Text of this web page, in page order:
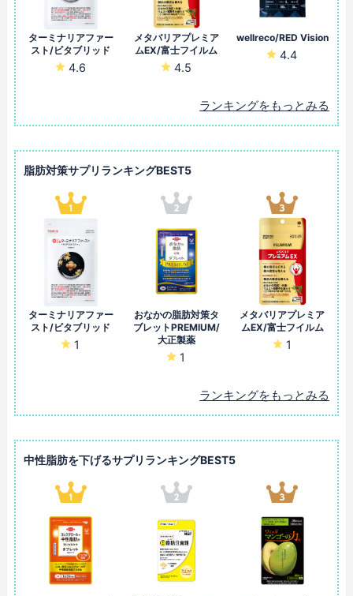
ターミナリアファー
スト/ビタブリッド
4.6
メタバリアプレミア
ムEX/富士フイルム
4.5
wellreco/RED Vision
4.4
ランキングをもっとみる
脂肪対策サプリランキングBEST5
ターミナリアファー
スト/ビタブリッド
1
おなかの脂肪対策タ
ブレットPREMIUM/
大正製薬
1
メタバリアプレミア
ムEX/富士フイルム
1
ランキングをもっとみる
中性脂肪を下げるサプリランキングBEST5